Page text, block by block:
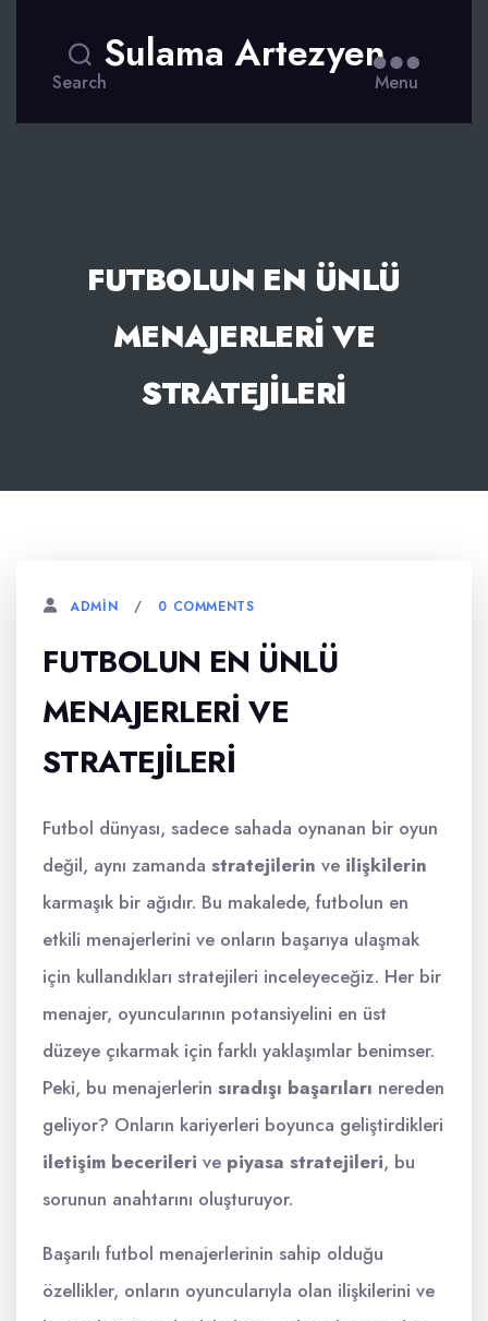
Search
Sulama Artezyen
Menu
FUTBOLUN EN ÜNLÜ
MENAJERLERI VE
STRATEJILERI
ADMIN 0 COMMENTS
FUTBOLUN EN ÜNLÜ
MENAJERLERI VE
STRATEJILERI
Futbol dünyası, sadece sahada oynanan bir oyun
değil, aynı zamanda stratejilerin ve ilişkilerin
karmaşık bir ağıdır. Bu makalede, futbolun en
etkili menajerlerini ve onların başarıya ulaşmak
için kullandıkları stratejileri inceleyeceğiz. Her bir
menajer, oyuncularının potansiyelini en üst
düzeye çıkarmak için farklı yaklaşımlar benimser.
Peki, bu menajerlerin sıradışı başarıları nereden
geliyor? Onların kariyerleri boyunca geliştirdikleri
iletişim becerileri ve piyasa stratejileri, bu
sorunun anahtarını oluşturuyor.
Başarılı futbol menajerlerinin sahip olduğu
özellikler, onların oyuncularıyla olan ilişkilerini ve